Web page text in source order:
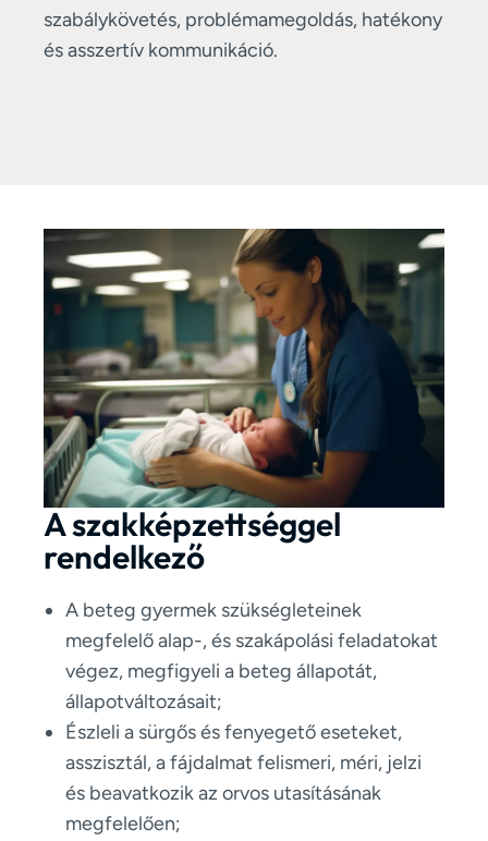
szabálykövetés, problémamegoldás, hatékony
és asszertív kommunikáció.
A szakképzettséggel
rendelkező
A beteg gyermek szükségleteinek
megfelelő alap-, és szakápolási feladatokat
végez, megfigyeli a beteg állapotát,
állapotváltozásait;
Észleli a sürgős és fenyegető eseteket,
asszisztál, a fájdalmat felismeri, méri, jelzi
és beavatkozik az orvos utasításának
megfelelően;